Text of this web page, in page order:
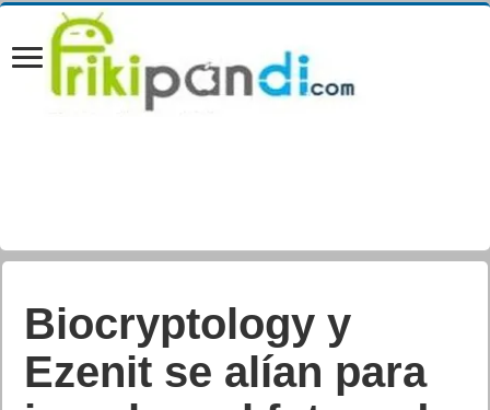
Spotify revela las
artistas femeninas